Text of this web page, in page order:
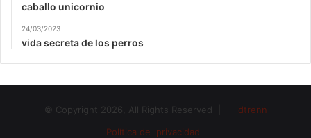
caballo unicornio
24/03/2023
vida secreta de los perros
© Copyright 2026, All Rights Reserved |
dtrenn
Política de privacidad